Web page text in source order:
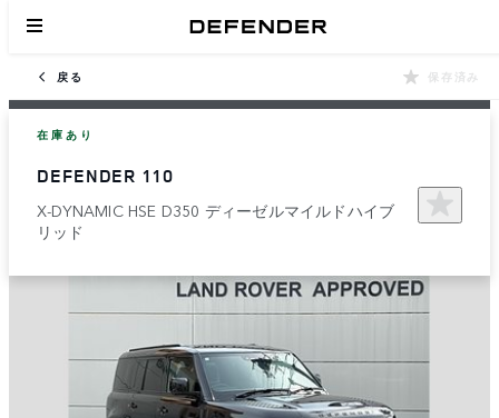
戻る 保存済み
在庫あり
DEFENDER 110
X-DYNAMIC HSE D350 ディーゼルマイルドハイブ
リッド